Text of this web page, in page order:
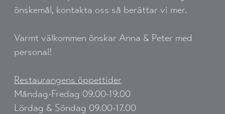
önskemål, kontakta oss så berättar vi mer.
Varmt välkommen önskar Anna & Peter med
personal!
Restaurangens öppettider
Måndag-Fredag 09.00-19.00
Lördag & Söndag 09.00-17.00